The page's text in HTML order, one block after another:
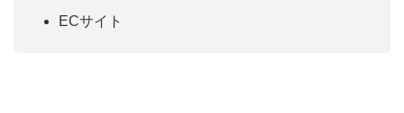
ECサイト